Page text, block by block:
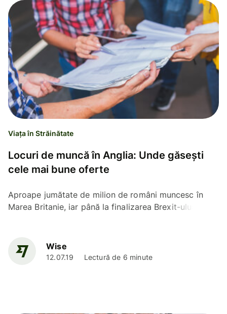
Viața în Străinătate
Locuri de muncă în Anglia: Unde găsești
cele mai bune oferte
Aproape jumătate de milion de români muncesc în
Marea Britanie, iar până la finalizarea Brexit-ului, piața
Wise
12.07.19 Lectură de 6 minute